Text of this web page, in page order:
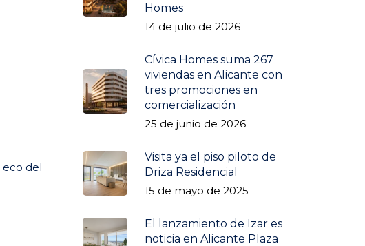
eco del
Homes
14 de julio de 2026
Cívica Homes suma 267
viviendas en Alicante con
tres promociones en
comercialización
25 de junio de 2026
Visita ya el piso piloto de
Driza Residencial
15 de mayo de 2025
El lanzamiento de Izar es
noticia en Alicante Plaza